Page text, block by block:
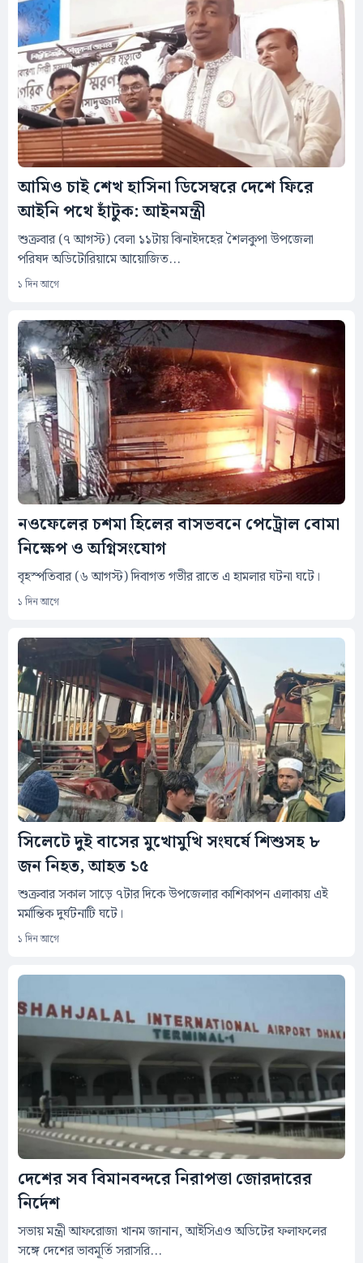
আমিও চাই শেখ হাসিনা ডিসেম্বরে দেশে ফিরে
আইনি পথে হাঁটুক: আইনমন্ত্রী
শুক্রবার (৭ আগস্ট) বেলা ১১টায় ঝিনাইদহের শৈলকুপা উপজেলা
পরিষদ অডিটোরিয়ামে আয়োজিত...
১ দিন আগে
নওফেলের চশমা হিলের বাসভবনে পেট্রোল বোমা
নিক্ষেপ ও অগ্নিসংযোগ
বৃহস্পতিবার (৬ আগস্ট) দিবাগত গভীর রাতে এ হামলার ঘটনা ঘটে।
১ দিন আগে
সিলেটে দুই বাসের মুখোমুখি সংঘর্ষে শিশুসহ ৮
জন নিহত, আহত ১৫
শুক্রবার সকাল সাড়ে ৭টার দিকে উপজেলার কাশিকাপন এলাকায় এই
মর্মান্তিক দুর্ঘটনাটি ঘটে।
১ দিন আগে
দেশের সব বিমানবন্দরে নিরাপত্তা জোরদারের
নির্দেশ
সভায় মন্ত্রী আফরোজা খানম জানান, আইসিএও অডিটের ফলাফলের
সঙ্গে দেশের ভাবমূর্তি সরাসরি...